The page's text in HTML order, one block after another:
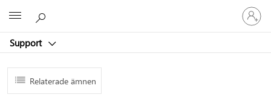
Support
Logga
in
på
konto
Relaterade ämnen